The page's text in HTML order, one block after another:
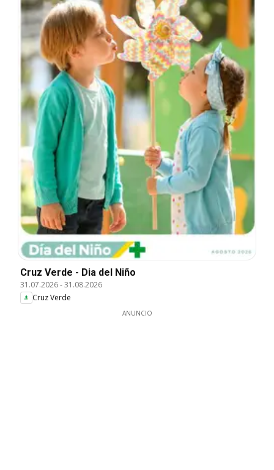
Cruz Verde - Dia del Niño
31.07.2026-31.08.2026
Cruz Verde
ANUNCIO